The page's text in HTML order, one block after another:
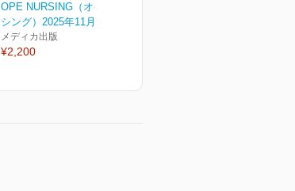
OPE NURSING（オペナー
シング）2025年11月号
メディカ出版
¥2,200